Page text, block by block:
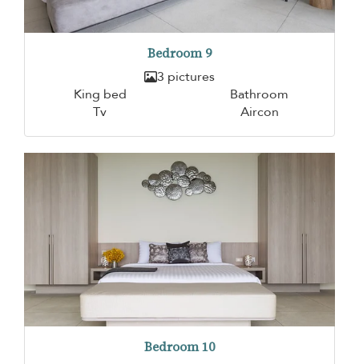
Bedroom 9
3 pictures
King bed
Bathroom
Tv
Aircon
Bedroom 10